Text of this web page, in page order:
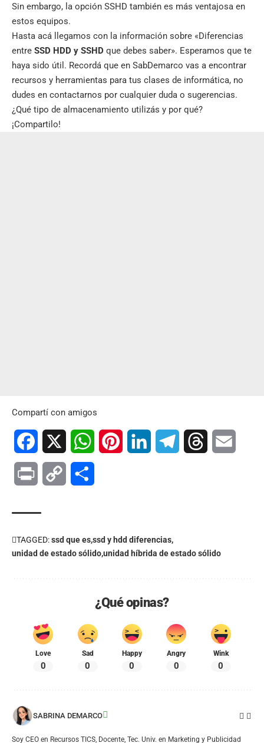
Sin embargo, la opción SSHD también es más ventajosa en
estos equipos.
Hasta acá llegamos con la información sobre «Diferencias
entre SSD HDD y SSHD que debes saber». Esperamos que te
haya sido útil. Recordá que en SabDemarco vas a encontrar
recursos y herramientas para tus clases de informática, no
dudes en contactarnos por cualquier duda o sugerencias.
¿Qué tipo de almacenamiento utilizás y por qué?
¡Compartilo!
Compartí con amigos
Facebook WhatsAppPinterest LinkedIn TelegramThreads
Print Copy
TAGGED:ssd que esssd y hdd diferencias
unidad de estado sólidounidad híbrida de estado sólido
¿Qué opinas?
Love
0
Sad
0
Happy
0
Angry
0
Wink
0
SABRINA DEMARCO
Soy CEO en Recursos TICS, Docente, Tec. Univ. en Marketing y Publicidad